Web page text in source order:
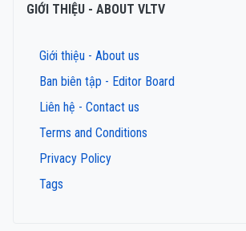
GIỚI THIỆU - ABOUT VLTV
Giới thiệu - About us
Ban biên tập - Editor Board
Liên hệ - Contact us
Terms and Conditions
Privacy Policy
Tags